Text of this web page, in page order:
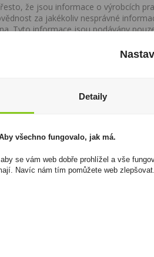
že jsou informace o výrobcích
za jakékoliv nesprávné
Tyto informace jsou podávány
bez předchozího souhlasu
Detaily
všechno fungovalo, jak má.
se vám web dobře prohlížel a vše
Navíc nám tím pomůžete web zlepšovat.